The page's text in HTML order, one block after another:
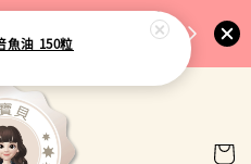
・指定品牌88折｜滿
$100
🚚 台
魚油 150粒